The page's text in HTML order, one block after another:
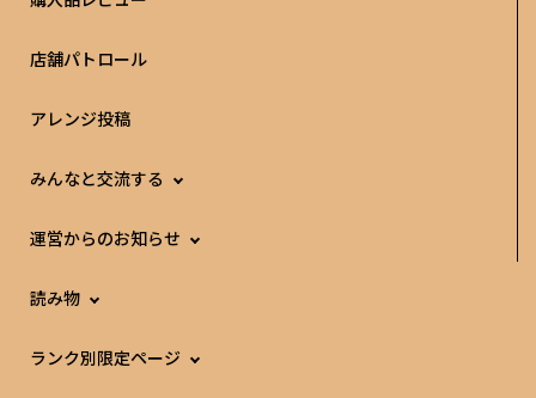
店舗パトロール
アレンジ投稿
みんなと交流する
運営からのお知らせ
読み物
ランク別限定ページ